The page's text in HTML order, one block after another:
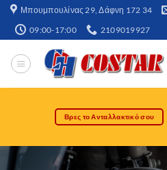
Μπουμπουλίνας 29, Δάφνη 172 34​
09:00-17:00 2109019927
Βρες το Ανταλλακτικό σου